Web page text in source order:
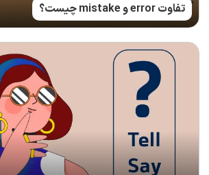
تفاوت error و mistake چیست؟